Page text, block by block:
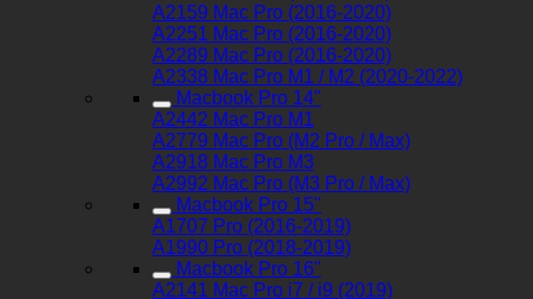
A2159 Mac Pro (2016-2020)
A2251 Mac Pro (2016-2020)
A2289 Mac Pro (2016-2020)
A2338 Mac Pro M1 / M2 (2020-2022)
Macbook Pro 14"
A2442 Mac Pro M1
A2779 Mac Pro (M2 Pro / Max)
A2918 Mac Pro M3
A2992 Mac Pro (M3 Pro / Max)
Macbook Pro 15"
A1707 Pro (2016-2019)
A1990 Pro (2018-2019)
Macbook Pro 16"
A2141 Mac Pro i7 / i9 (2019)